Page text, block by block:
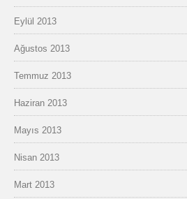
Eylül 2013
Ağustos 2013
Temmuz 2013
Haziran 2013
Mayıs 2013
Nisan 2013
Mart 2013